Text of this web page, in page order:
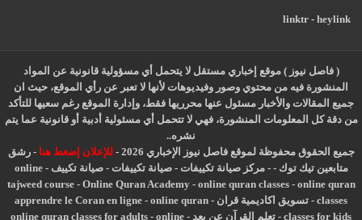
linktr- heylink
( فاصل نيوز ) موقع إخباري مستقل لا يتحمل أي مسؤولية قانونية عن المواد
المنشورة فيه من محتوي وصور وفيديوهات لأنها لا تعبر عن رأي الموقع، حيث ان
جميع المقالات والأخبار مسئول عنها محرريها فقط، وإدارة الموقع رغم سعيها للتأكد
من دقة كل المعلومات المنشورة، فهي لا تتحمل أي مسئولية أدبية أو قانونية عما يتم
نشره..
جميع الحقوق محفوظة لموقع فاصل نيوز الإخباري 2026 -
للإعلان إضغط هنا -رشق
متابعين تيك توك -
-مركز صيانة تكييفات -صيانة تكييفات -صيانة تكييف -
online
tajweed course- Online Quran Academy- online quran classes- online quran
classes
- تسويق اكاديمية قران -
apprendre le Coran en ligne - online quran
classes for kids
- تعلم القرآن عن بعد -
online quran classes for adults - online